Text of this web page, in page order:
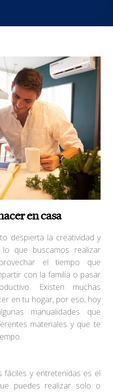
en casa
despierta la creatividad y
que buscamos realizar
el tiempo que
con la familia o pasar
Existen muchas
en tu hogar, por eso, hoy
manualidades que
materiales y que te
fáciles y entretenidas es el
puedes realizar solo o